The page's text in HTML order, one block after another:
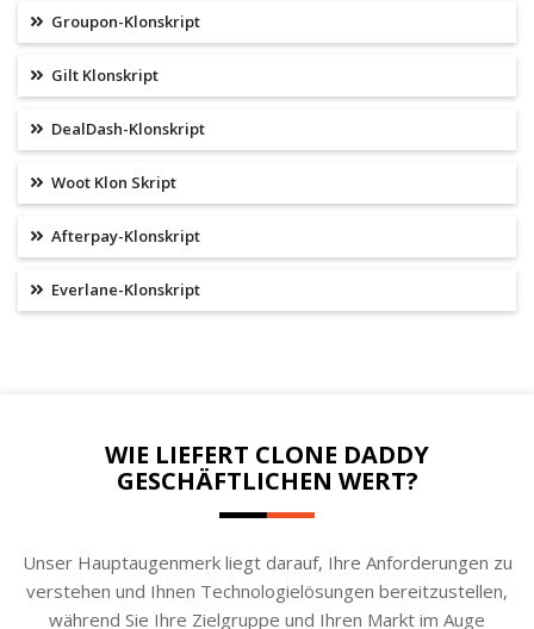
Groupon-Klonskript
Gilt Klonskript
DealDash-Klonskript
Woot Klon Skript
Afterpay-Klonskript
Everlane-Klonskript
WIE LIEFERT CLONE DADDY
GESCHÄFTLICHEN WERT?
Unser Hauptaugenmerk liegt darauf, Ihre Anforderungen zu
verstehen und Ihnen Technologielösungen bereitzustellen,
während Sie Ihre Zielgruppe und Ihren Markt im Auge